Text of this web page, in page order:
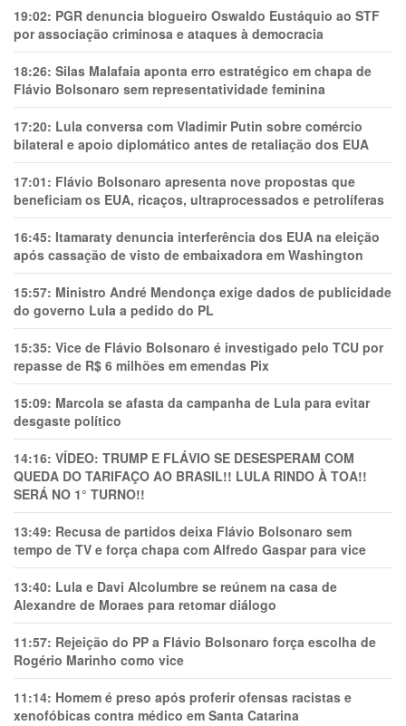
19:02: PGR denuncia blogueiro Oswaldo Eustáquio ao STF
por associação criminosa e ataques à democracia
18:26: Silas Malafaia aponta erro estratégico em chapa de
Flávio Bolsonaro sem representatividade feminina
17:20: Lula conversa com Vladimir Putin sobre comércio
bilateral e apoio diplomático antes de retaliação dos EUA
17:01: Flávio Bolsonaro apresenta nove propostas que
beneficiam os EUA, ricaços, ultraprocessados e petrolíferas
16:45: Itamaraty denuncia interferência dos EUA na eleição
após cassação de visto de embaixadora em Washington
15:57: Ministro André Mendonça exige dados de publicidade
do governo Lula a pedido do PL
15:35: Vice de Flávio Bolsonaro é investigado pelo TCU por
repasse de R$ 6 milhões em emendas Pix
15:09: Marcola se afasta da campanha de Lula para evitar
desgaste político
14:16: VÍDEO: TRUMP E FLÁVIO SE DESESPERAM COM
QUEDA DO TARIFAÇO AO BRASIL!! LULA RINDO À TOA!!
SERÁ NO 1° TURNO!!
13:49: Recusa de partidos deixa Flávio Bolsonaro sem
tempo de TV e força chapa com Alfredo Gaspar para vice
13:40: Lula e Davi Alcolumbre se reúnem na casa de
Alexandre de Moraes para retomar diálogo
11:57: Rejeição do PP a Flávio Bolsonaro força escolha de
Rogério Marinho como vice
11:14: Homem é preso após proferir ofensas racistas e
xenofóbicas contra médico em Santa Catarina